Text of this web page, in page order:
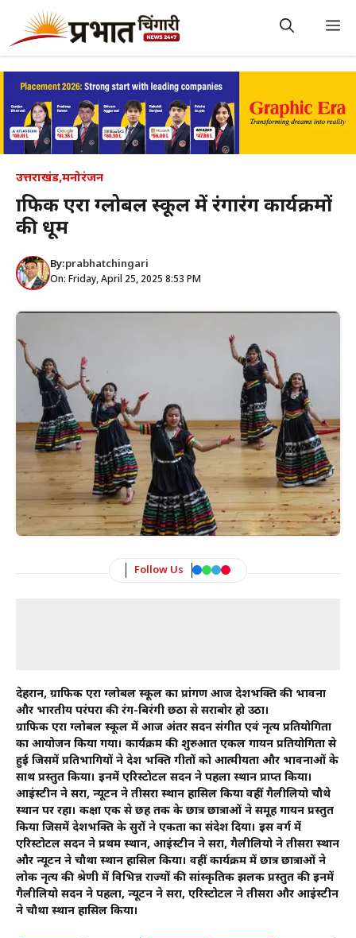
content
उत्तराखंड,मनोरंजन
ग्राफिक एरा ग्लोबल स्कूल में रंगारंग कार्यक्रमों
की धूम
By:prabhatchingari
On: Friday, April 25, 2025 8:53 PM
Follow Us
देहरादून, ग्राफिक एरा ग्लोबल स्कूल का प्रांगण आज देशभक्ति की भावना
और भारतीय परंपरा की रंग-बिरंगी छठा से सराबोर हो उठा।
ग्राफिक एरा ग्लोबल स्कूल में आज अंतर सदन संगीत एवं नृत्य प्रतियोगिता
का आयोजन किया गया। कार्यक्रम की शुरुआत एकल गायन प्रतियोगिता से
हुई जिसमें प्रतिभागियों ने देश भक्ति गीतों को आत्मीयता और भावनाओं के
साथ प्रस्तुत किया। इनमें एरिस्टोटल सदन ने पहला स्थान प्राप्त किया।
आइंस्टीन ने दूसरा, न्यूटन ने तीसरा स्थान हासिल किया वहीं गैलीलियो चौथे
स्थान पर रहा। कक्षा एक से छह तक के छात्र छात्राओं ने समूह गायन प्रस्तुत
किया जिसमें देशभक्ति के सुरों ने एकता का संदेश दिया। इस वर्ग में
एरिस्टोटल सदन ने प्रथम स्थान, आइंस्टीन ने दूसरा, गैलीलियो ने तीसरा स्थान
और न्यूटन ने चौथा स्थान हासिल किया। वहीं कार्यक्रम में छात्र छात्राओं ने
लोक नृत्य की श्रेणी में विभिन्न राज्यों की सांस्कृतिक झलक प्रस्तुत की इनमें
गैलीलियो सदन ने पहला, न्यूटन ने दूसरा, एरिस्टोटल ने तीसरा और आइंस्टीन
ने चौथा स्थान हासिल किया।